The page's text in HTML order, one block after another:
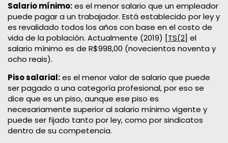
Salario mínimo:es el menor salario que un empleador
puede pagar a un trabajador. Está establecido por ley y
es revalidado todos los años con base en el costo de
vida de la población. Actualmente (2019) [TS(2] el
salario mínimo es de R$998,00 (novecientos noventa y
ocho reais).
Piso salarial:es el menor valor de salario que puede
ser pagado a una categoría profesional, por eso se
dice que es un piso, aunque ese piso es
necesariamente superior al salario mínimo vigente y
puede ser fijado tanto por ley, como por sindicatos
dentro de su competencia.